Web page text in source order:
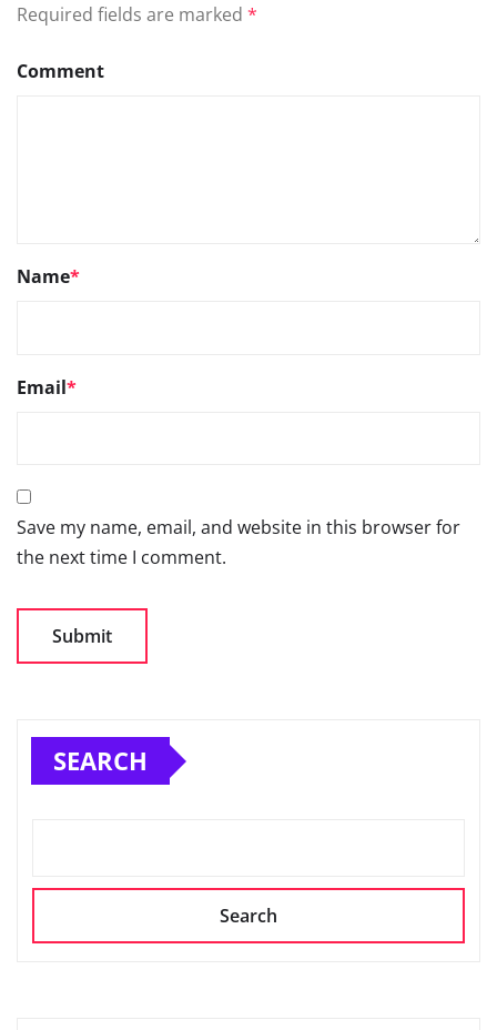
Required fields are marked *
Comment
Name*
Email*
Save my name, email, and website in this browser for
the next time I comment.
SEARCH
Search